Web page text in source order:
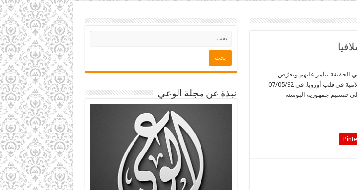
الحقيقة تتآمر عليهم وتحرّض
الصرب والكروات على احتلال أرضهم وتمزيق دولتهم خوفاً من أن يقيموا دولة إسلامية في قلب أوروبا. في 07/05/92
تقسيم جمهورية البوسنة –
نبذة عن مجلة الوعي